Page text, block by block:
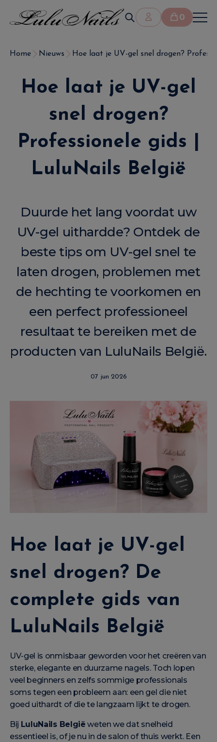
0
Home Nieuws Hoe laat je UV-gel snel drogen?
Hoe laat je UV-gel
snel drogen?
Professionele gids |
LuluNails België
Duurde het lang voordat uw
UV-gel uithardde? Ontdek de
beste tips om UV-gel snel te
laten drogen, problemen met
de hechting te voorkomen en
een perfect professioneel
resultaat te bereiken met de
producten van LuluNails België.
07 jun 2026
Hoe laat je UV-gel
snel drogen? De
complete gids van
LuluNails België
UV-gel is onmisbaar geworden voor het creëren van
sterke, elegante en duurzame nagels. Toch lopen
veel beginners en zelfs sommige professionals
soms tegen een probleem aan: een gel die niet
goed uithardt of die te langzaam lijkt te drogen.
Bij LuluNails België weten we dat snelheid
essentieel is, of je nu in de salon of thuis werkt. Een